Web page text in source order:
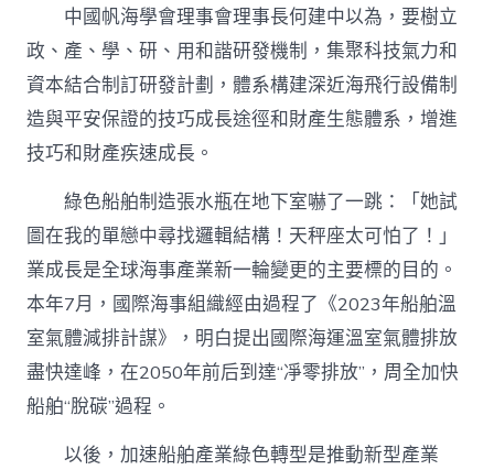
中國帆海學會理事會理事長何建中以為，要樹立
政、產、學、研、用和諧研發機制，集聚科技氣力和
資本結合制訂研發計劃，體系構建深近海飛行設備制
造與平安保證的技巧成長途徑和財產生態體系，增進
技巧和財產疾速成長。
綠色船舶制造張水瓶在地下室嚇了一跳：「她試
圖在我的單戀中尋找邏輯結構！天秤座太可怕了！」
業成長是全球海事產業新一輪變更的主要標的目的。
本年7月，國際海事組織經由過程了《2023年船舶溫
室氣體減排計謀》，明白提出國際海運溫室氣體排放
盡快達峰，在2050年前后到達“凈零排放”，周全加快
船舶“脫碳”過程。
以後，加速船舶產業綠色轉型是推動新型產業